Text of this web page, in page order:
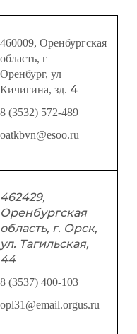
460009, Оренбургская
область, г
Оренбург, ул
Кичигина, зд. 4
8 (3532) 572-489
oatkbvn@esoo.ru
462429,
Оренбургская
область, г. Орск,
ул. Тагильская,
44
8 (3537) 400-103
opl31@email.orgus.ru